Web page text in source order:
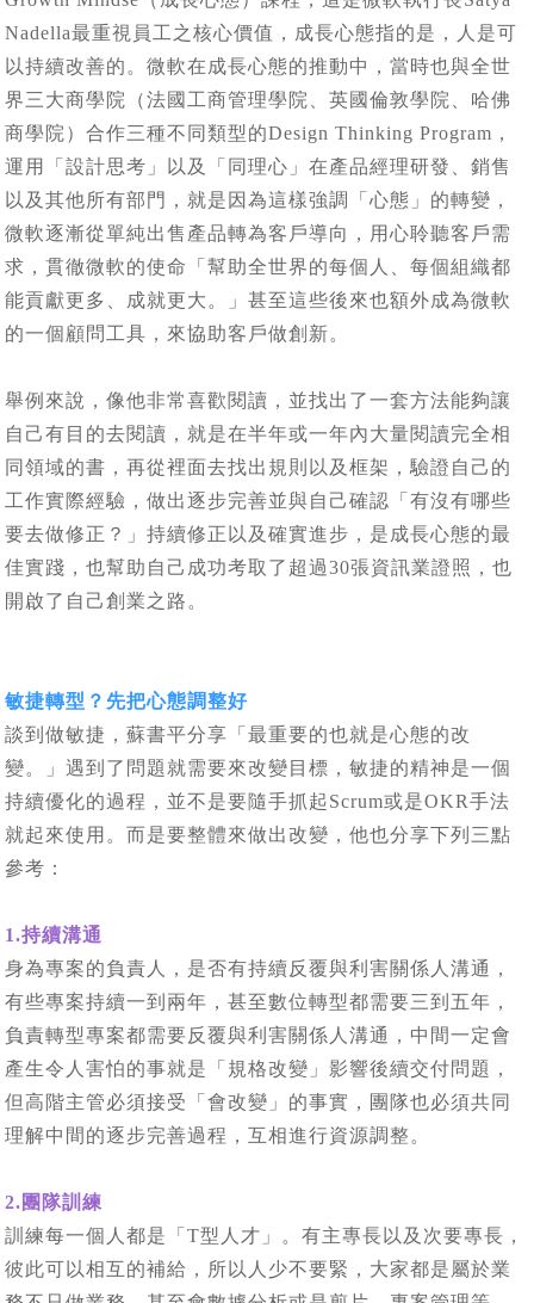
Nadella最重視員工之核心價值，成長心態指的是，人是可
以持續改善的。微軟在成長心態的推動中，當時也與全世
界三大商學院（法國工商管理學院、英國倫敦學院、哈佛
商學院）合作三種不同類型的Design Thinking Program，
運用「設計思考」以及「同理心」在產品經理研發、銷售
以及其他所有部門，就是因為這樣強調「心態」的轉變，
微軟逐漸從單純出售產品轉為客戶導向，用心聆聽客戶需
求，貫徹微軟的使命「幫助全世界的每個人、每個組織都
能貢獻更多、成就更大。」甚至這些後來也額外成為微軟
的一個顧問工具，來協助客戶做創新。
舉例來說，像他非常喜歡閱讀，並找出了一套方法能夠讓
自己有目的去閱讀，就是在半年或一年內大量閱讀完全相
同領域的書，再從裡面去找出規則以及框架，驗證自己的
工作實際經驗，做出逐步完善並與自己確認「有沒有哪些
要去做修正？」持續修正以及確實進步，是成長心態的最
佳實踐，也幫助自己成功考取了超過30張資訊業證照，也
開啟了自己創業之路。
敏捷轉型？先把心態調整好
談到做敏捷，蘇書平分享「最重要的也就是心態的改
變。」遇到了問題就需要來改變目標，敏捷的精神是一個
持續優化的過程，並不是要隨手抓起Scrum或是OKR手法
就起來使用。而是要整體來做出改變，他也分享下列三點
參考：
1.持續溝通
身為專案的負責人，是否有持續反覆與利害關係人溝通，
有些專案持續一到兩年，甚至數位轉型都需要三到五年，
負責轉型專案都需要反覆與利害關係人溝通，中間一定會
產生令人害怕的事就是「規格改變」影響後續交付問題，
但高階主管必須接受「會改變」的事實，團隊也必須共同
理解中間的逐步完善過程，互相進行資源調整。
2.團隊訓練
訓練每一個人都是「T型人才」。有主專長以及次要專長，
彼此可以相互的補給，所以人少不要緊，大家都是屬於業